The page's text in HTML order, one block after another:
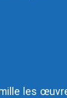
les